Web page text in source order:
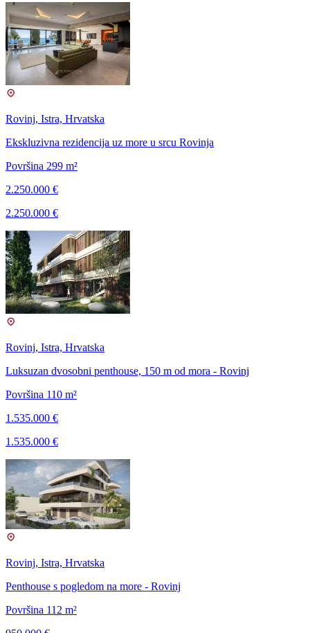
Rovinj, Istra, Hrvatska
Ekskluzivna rezidencija uz more u srcu Rovinja
Površina 299 m²
2.250.000 €
2.250.000 €
Rovinj, Istra, Hrvatska
Luksuzan dvosobni penthouse, 150 m od mora - Rovinj
Površina 110 m²
1.535.000 €
1.535.000 €
Rovinj, Istra, Hrvatska
Penthouse s pogledom na more - Rovinj
Površina 112 m²